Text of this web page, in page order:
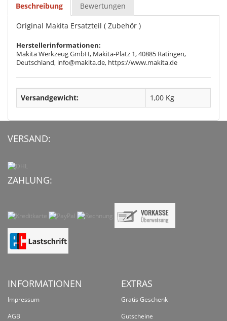
Beschreibung Bewertungen
Original Makita Ersatzteil ( Zubehör )
Herstellerinformationen:
Makita Werkzeug GmbH, Makita-Platz 1, 40885 Ratingen,
Deutschland, info@makita.de, https://www.makita.de
Versandgewicht: 1,00 Kg
VERSAND:
ZAHLUNG:
INFORMATIONEN
Impressum
AGB
EXTRAS
Gratis Geschenk
Gutscheine